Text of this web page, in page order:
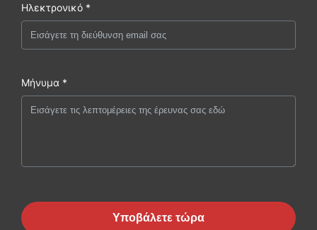
Ηλεκτρονικό *
Μήνυμα *
Υποβάλετε τώρα